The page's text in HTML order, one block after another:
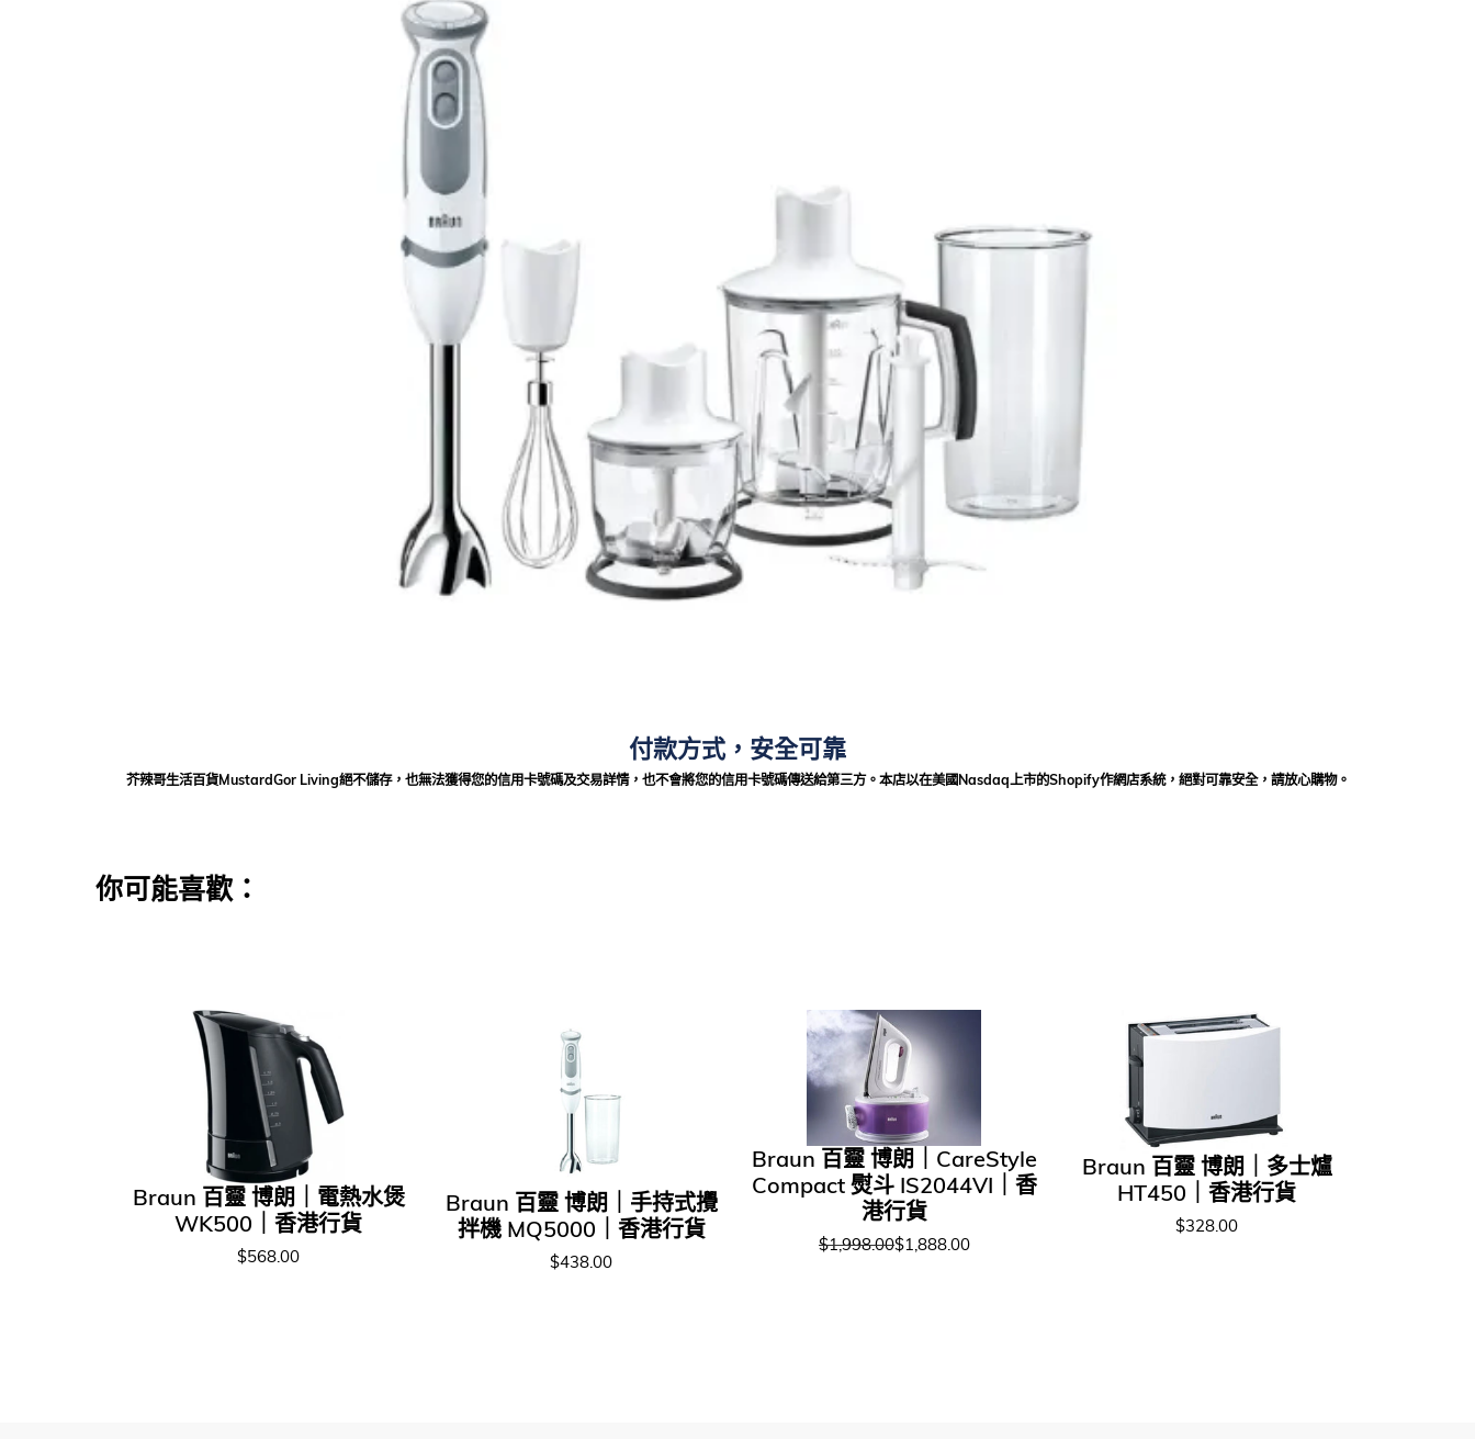
付款方式，安全可靠
芥辣哥生活百貨MustardGor Living絕不儲存，也無法獲得您的信用卡號碼及交易詳情，也不會將您的信用卡號碼傳送給第三方。本店以在美國Nasdaq上市的Shopify作網店系統，絕對可靠安全，請放心購物。
你可能喜歡：
Braun 百靈 博朗｜電熱水煲
WK500｜香港行貨
$568.00
Braun 百靈 博朗｜手持式攪
拌機 MQ5000｜香港行貨
$438.00
Braun 百靈 博朗｜CareStyle
Compact 熨斗 IS2044VI｜香
港行貨
$1,998.00$1,888.00
Braun 百靈 博朗｜多士爐
HT450｜香港行貨
$328.00